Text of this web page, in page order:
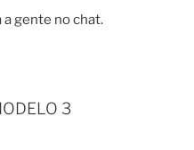
a gente no chat.
3